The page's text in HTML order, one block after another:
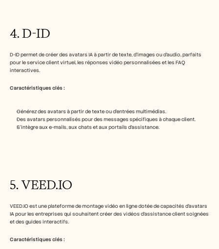
4. D-ID
D-ID permet de créer des avatars IA à partir de texte, d’images ou d’audio, parfaits
pour le service client virtuel, les réponses vidéo personnalisées et les FAQ
interactives.
Caractéristiques clés :
Générez des avatars à partir de texte ou d’entrées multimédias.
Des avatars personnalisés pour des messages spécifiques à chaque client.
S’intègre aux e-mails, aux chats et aux portails d’assistance.
5. VEED.IO
VEED.IO est une plateforme de montage vidéo en ligne dotée de capacités d’avatars
IA pour les entreprises qui souhaitent créer des vidéos d’assistance client soignées
et des guides interactifs.
Caractéristiques clés :